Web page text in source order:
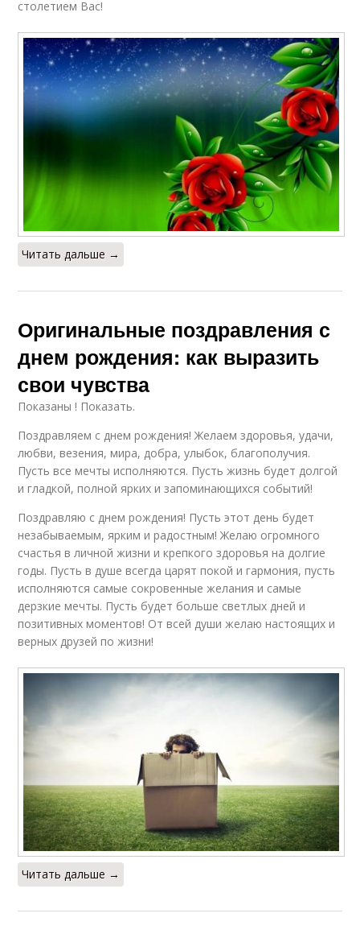
столетием Вас!
Читать дальше →
Оригинальные поздравления с
днем рождения: как выразить
свои чувства
Показаны ! Показать.
Поздравляем с днем рождения! Желаем здоровья, удачи,
любви, везения, мира, добра, улыбок, благополучия.
Пусть все мечты исполняются. Пусть жизнь будет долгой
и гладкой, полной ярких и запоминающихся событий!
Поздравляю с днем рождения! Пусть этот день будет
незабываемым, ярким и радостным! Желаю огромного
счастья в личной жизни и крепкого здоровья на долгие
годы. Пусть в душе всегда царят покой и гармония, пусть
исполняются самые сокровенные желания и самые
дерзкие мечты. Пусть будет больше светлых дней и
позитивных моментов! От всей души желаю настоящих и
верных друзей по жизни!
Читать дальше →